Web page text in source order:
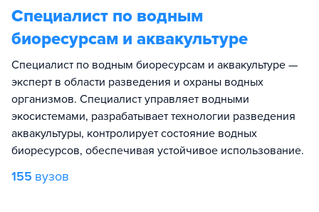
Специалист по водным
биоресурсам и аквакультуре
Специалист по водным биоресурсам и аквакультуре —
эксперт в области разведения и охраны водных
организмов. Специалист управляет водными
экосистемами, разрабатывает технологии разведения
аквакультуры, контролирует состояние водных
биоресурсов, обеспечивая устойчивое использование.
155 вузов